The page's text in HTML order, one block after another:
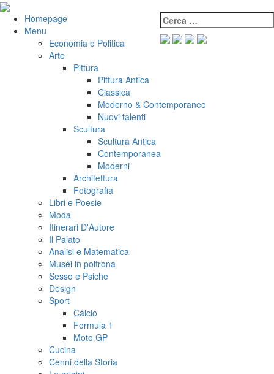
Salta
contenuto
VeniVidiVici Cerca:
Homepage
Menu
Economia e Politica
Arte
Pittura
Pittura Antica
Classica
Moderno & Contemporaneo
Nuovi talenti
Scultura
Scultura Antica
Contemporanea
Moderni
Architettura
Fotografia
Libri e Poesie
Moda
Itinerari D'Autore
Il Palato
Analisi e Matematica
Musei in poltrona
Sesso e Psiche
Design
Sport
Calcio
Formula 1
Moto GP
Cucina
Cenni della Storia